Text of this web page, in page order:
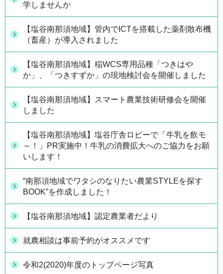
学しませんか
【塩谷南那須地域】管内でICTを搭載した薬剤散布機
（畜産）が導入されました
【塩谷南那須地域】稲WCS専用品種「つきはや
か」、「つきすずか」の現地検討会を開催しました
【塩谷南那須地域】スマート農業技術研修会を開催
しました
【塩谷南那須地域】塩谷庁舎ロビーで「牛乳を飲モ
～！」PR実施中！牛乳の消費拡大へのご協力をお願
いします！
“南那須地域でワタシのなりたい農業STYLEを探す
BOOK”を作成しました！
【塩谷南那須地域】認定農業者だより
就農相談は事前予約がオススメです
令和2(2020)年度のトップページ写真